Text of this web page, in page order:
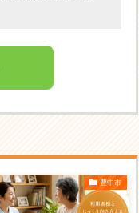
豊中市